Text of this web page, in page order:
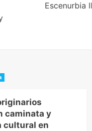
Escenurbia
caminata y
cultural en